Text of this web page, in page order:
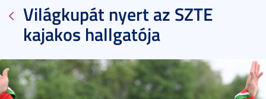
Világkupát nyert az SZTE
kajakos hallgatója